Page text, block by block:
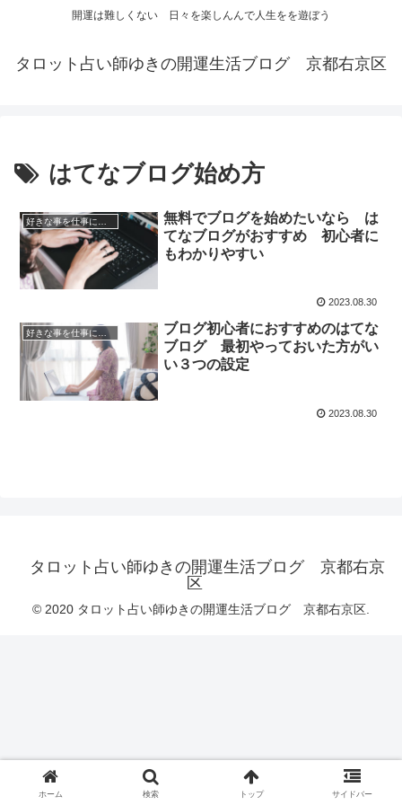
開運は難しくない 日々を楽しんんで人生をを遊ぼう
タロット占い師ゆきの開運生活ブログ 京都右京区
はてなブログ始め方
無料でブログを始めたいなら は
てなブログがおすすめ 初心者に
もわかりやすい
2023.08.30
ブログ初心者におすすめのはてな
ブログ 最初やっておいた方がい
い３つの設定
2023.08.30
タロット占い師ゆきの開運生活ブログ 京都右京
区
© 2020 タロット占い師ゆきの開運生活ブログ 京都右京区.
ホーム 検索 トップ サイドバー